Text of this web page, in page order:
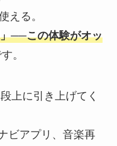
える。
──この体験がオッ
。
上に引き上げてく
ビアプリ、音楽再